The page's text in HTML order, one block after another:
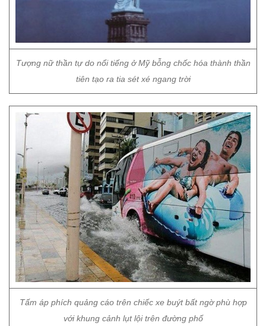
Tượng nữ thần tự do nổi tiếng ở Mỹ bỗng chốc hóa thành thần
tiên tạo ra tia sét xé ngang trời
Tấm áp phích quảng cáo trên chiếc xe buýt bất ngờ phù hợp
với khung cảnh lụt lội trên đường phố